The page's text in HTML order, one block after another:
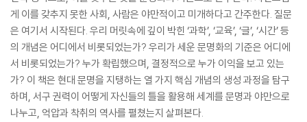
게 이를 갖추지 못한 사회, 사람은 야만적이고 미개하다고 간주한다. 질문
은 여기서 시작된다. 우리 머릿속에 깊이 박힌 ‘과학’, ‘교육’, ‘글’, ‘시간’ 등
의 개념은 어디에서 비롯되었는가? 우리가 세운 문명화의 기준은 어디에
서 비롯되었는가? 누가 확립했으며, 결정적으로 누가 이익을 보고 있는
가? 이 책은 현대 문명을 지탱하는 열 가지 핵심 개념의 생성 과정을 탐구
하며, 서구 권력이 어떻게 자신들의 틀을 활용해 세계를 문명과 야만으로
나누고, 억압과 착취의 역사를 펼쳤는지 살펴본다.